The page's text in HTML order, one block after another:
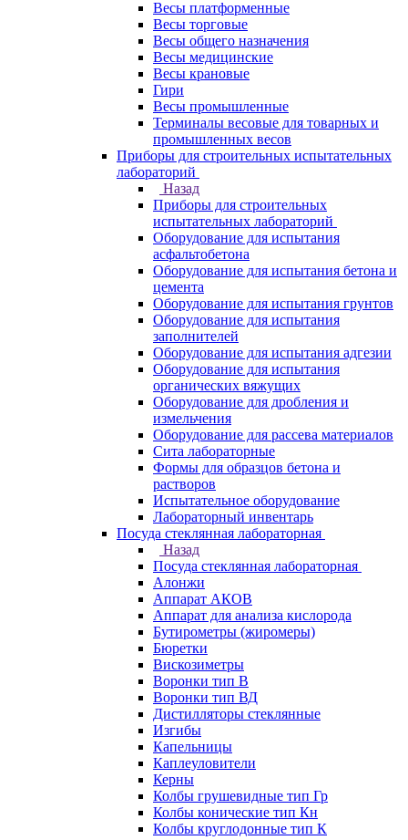
Весы платформенные
Весы торговые
Весы общего назначения
Весы медицинские
Весы крановые
Гири
Весы промышленные
Терминалы весовые для товарных и
промышленных весов
Приборы для строительных испытательных
лабораторий
Назад
Приборы для строительных
испытательных лабораторий
Оборудование для испытания
асфальтобетона
Оборудование для испытания бетона и
цемента
Оборудование для испытания грунтов
Оборудование для испытания
заполнителей
Оборудование для испытания адгезии
Оборудование для испытания
органических вяжущих
Оборудование для дробления и
измельчения
Оборудование для рассева материалов
Сита лабораторные
Формы для образцов бетона и
растворов
Испытательное оборудование
Лабораторный инвентарь
Посуда стеклянная лабораторная
Назад
Посуда стеклянная лабораторная
Алонжи
Аппарат АКОВ
Аппарат для анализа кислорода
Бутирометры (жиромеры)
Бюретки
Вискозиметры
Воронки тип В
Воронки тип ВД
Дистилляторы стеклянные
Изгибы
Капельницы
Каплеуловители
Керны
Колбы грушевидные тип Гр
Колбы конические тип Кн
Колбы круглодонные тип К